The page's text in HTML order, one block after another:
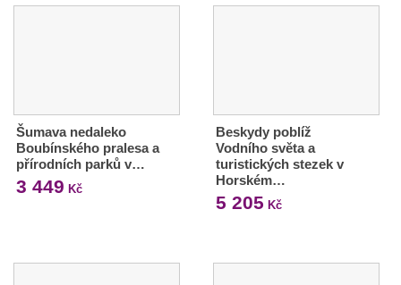
Šumava nedaleko
Boubínského pralesa a
přírodních parků v…
3 449 Kč
Beskydy poblíž
Vodního světa a
turistických stezek v
Horském…
5 205 Kč